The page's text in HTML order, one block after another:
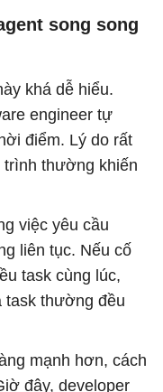
song song
khá dễ hiểu.
engineer tự
điểm. Lý do rất
trình thường khiến
việc yêu cầu
liên tục. Nếu cố
task cùng lúc,
task thường đều
mạnh hơn, cách
đây, developer